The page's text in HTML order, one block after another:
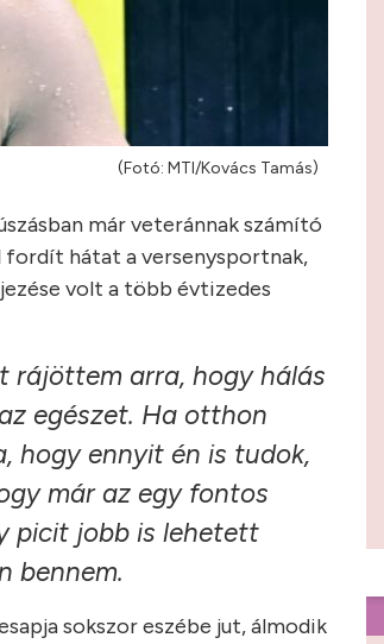
(Fotó: MTI/Kovács Tamás)
már veteránnak számító
fordít hátat a versenysportnak,
volt a több évtizedes
rájöttem arra, hogy hálás
egészet. Ha otthon
hogy ennyit én is tudok,
már az egy fontos
picit jobb is lehetett
bennem.
sokszor eszébe jut, álmodik